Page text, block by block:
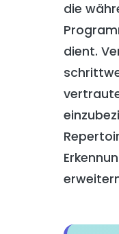
die
dient.